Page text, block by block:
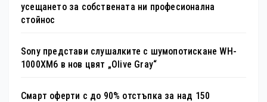
усещането за собствената ни професионална
стойнос
Sony представи слушалките с шумопотискане WH-
1000XM6 в нов цвят „Olive Gray“
Смарт оферти с до 90% отстъпка за над 150